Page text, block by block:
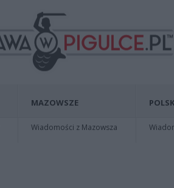
MAZOWSZE
Wiadomości z Mazowsza